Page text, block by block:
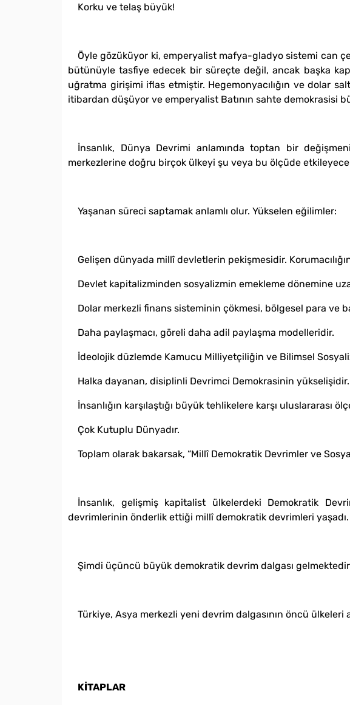
Korku ve telaş büyük!
Öyle gözüküyor ki, emperyalist mafya-gladyo sistemi can
bütünüyle tasfiye edecek bir süreçte değil, ancak başka
uğratma girişimi iflas etmiştir. Hegemonyacılığın ve dolar
itibardan düşüyor ve emperyalist Batının sahte demokrasisi
İnsanlık, Dünya Devrimi anlamında toptan bir
merkezlerine doğru birçok ülkeyi şu veya bu ölçüde
Yaşanan süreci saptamak anlamlı olur. Yükselen eğilimler:
Gelişen dünyada millî devletlerin pekişmesidir.
Devlet kapitalizminden sosyalizmin emekleme dönemine
Dolar merkezli finans sisteminin çökmesi, bölgesel para ve
Daha paylaşmacı, göreli daha adil paylaşma modelleridir.
İdeolojik düzlemde Kamucu Milliyetçiliğin ve Bilimsel
Halka dayanan, disiplinli Devrimci Demokrasinin yükselişidir.
İnsanlığın karşılaştığı büyük tehlikelere karşı uluslararası
Çok Kutuplu Dünyadır.
Toplam olarak bakarsak, “Millî Demokratik Devrimler ve
İnsanlık, gelişmiş kapitalist ülkelerdeki Demokratik
devrimlerinin önderlik ettiği millî demokratik devrimleri yaşadı.
Şimdi üçüncü büyük demokratik devrim dalgası gelmektedir
Türkiye, Asya merkezli yeni devrim dalgasının öncü ülkeleri
KİTAPLAR